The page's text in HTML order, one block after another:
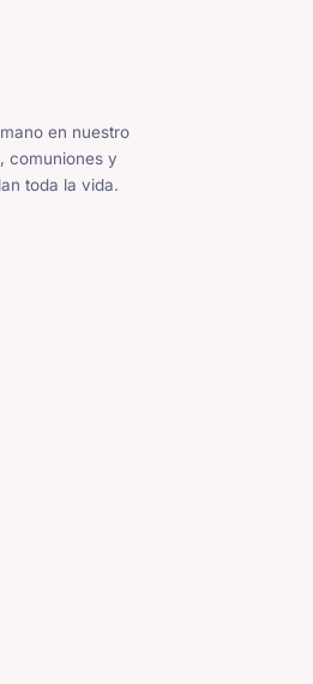
en nuestro
comuniones y
toda la vida.